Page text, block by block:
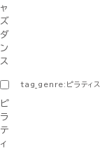
ャ
ズ
ダ
ン
ス
tag_genre:ピラティス
ピ
ラ
テ
ィ